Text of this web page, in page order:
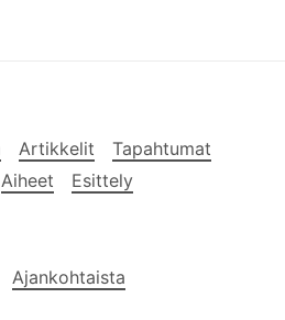
Artikkelit
Tapahtumat
Aiheet Esittely
Ajankohtaista